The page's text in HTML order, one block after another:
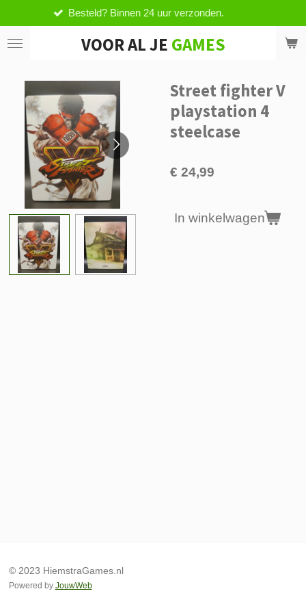
direct
naar
VOOR AL JE GAMES
Binnen 24 uur verzonden.
Street fighter V
playstation 4
steelcase
€ 24,99
In winkelwagen
© 2023 HiemstraGames.nl
Powered by JouwWeb